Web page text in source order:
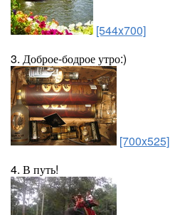
[544x700]
3. Доброе-бодрое утро:)
[700x525]
4. В путь!